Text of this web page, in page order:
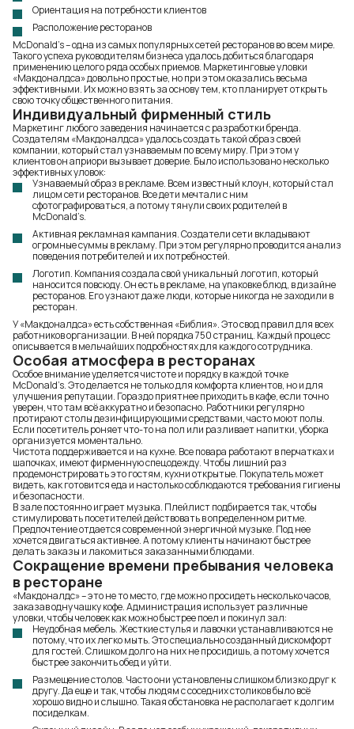
Ориентация на потребности клиентов
Расположение ресторанов
McDonald’s – одна из самых популярных сетей ресторанов во всем мире.
Такого успеха руководителям бизнеса удалось добиться благодаря
применению целого ряда особых приемов. Маркетинговые уловки
«Макдоналдса» довольно простые, но при этом оказались весьма
эффективными. Их можно взять за основу тем, кто планирует открыть
свою точку общественного питания.
Индивидуальный фирменный стиль
Маркетинг любого заведения начинается с разработки бренда.
Создателям «Макдоналдса» удалось создать такой образ своей
компании, который стал узнаваемым по всему миру. При этом у
клиентов он априори вызывает доверие. Было использовано несколько
эффективных уловок:
Узнаваемый образ в рекламе. Всем известный клоун, который стал
лицом сети ресторанов. Все дети мечтали с ним
сфотографироваться, а потому тянули своих родителей в
McDonald’s.
Активная рекламная кампания. Создатели сети вкладывают
огромные суммы в рекламу. При этом регулярно проводится анализ
поведения потребителей и их потребностей.
Логотип. Компания создала свой уникальный логотип, который
наносится повсюду. Он есть в рекламе, на упаковке блюд, в дизайне
ресторанов. Его узнают даже люди, которые никогда не заходили в
ресторан.
У «Макдоналдса» есть собственная «Библия». Это свод правил для всех
работников организации. В ней порядка 750 страниц. Каждый процесс
описывается в мельчайших подробностях для каждого сотрудника.
Особая атмосфера в ресторанах
Особое внимание уделяется чистоте и порядку в каждой точке
McDonald’s. Это делается не только для комфорта клиентов, но и для
улучшения репутации. Гораздо приятнее приходить в кафе, если точно
уверен, что там всё аккуратно и безопасно. Работники регулярно
протирают столы дезинфицирующими средствами, часто моют полы.
Если посетитель роняет что-то на пол или разливает напитки, уборка
организуется моментально.
Чистота поддерживается и на кухне. Все повара работают в перчатках и
шапочках, имеют фирменную спецодежду. Чтобы лишний раз
продемонстрировать это гостям, кухни открытые. Покупатель может
видеть, как готовится еда и настолько соблюдаются требования гигиены
и безопасности.
В зале постоянно играет музыка. Плейлист подбирается так, чтобы
стимулировать посетителей действовать в определенном ритме.
Предпочтение отдается современной энергичной музыке. Под нее
хочется двигаться активнее. А потому клиенты начинают быстрее
делать заказы и лакомиться заказанными блюдами.
Сокращение времени пребывания человека
в ресторане
«Макдоналдс» – это не то место, где можно просидеть несколько часов,
заказав одну чашку кофе. Администрация использует различные
уловки, чтобы человек как можно быстрее поел и покинул зал:
Неудобная мебель. Жесткие стулья и лавочки устанавливаются не
потому, что их легко мыть. Это специально созданный дискомфорт
для гостей. Слишком долго на них не просидишь, а потому хочется
быстрее закончить обед и уйти.
Размещение столов. Часто они установлены слишком близко друг к
другу. Да еще и так, чтобы людям с соседних столиков было всё
хорошо видно и слышно. Такая обстановка не располагает к долгим
посиделкам.